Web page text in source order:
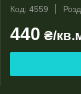
Код: 4559
440 ₴/